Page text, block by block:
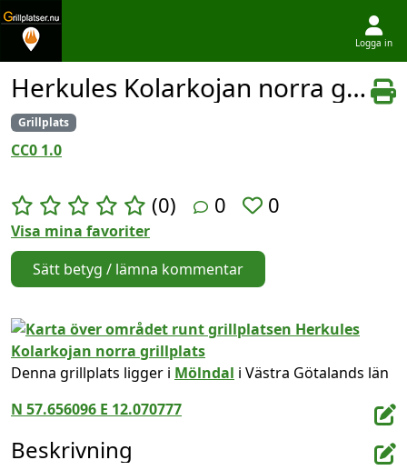
Logga in
Herkules Kolarkojan norra grillplats
Grillplats
CC0 1.0
(0) 0 0
Visa mina favoriter
Sätt betyg / lämna kommentar
Denna grillplats ligger i Mölndal i Västra Götalands län
N 57.656096 E 12.070777
Beskrivning